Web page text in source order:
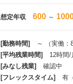
想定年収 600 ～
[勤務時間]
～ （実働
[平均残業時間]
12時間/
[みなし残業]
確認中
[フレックスタイム]
有